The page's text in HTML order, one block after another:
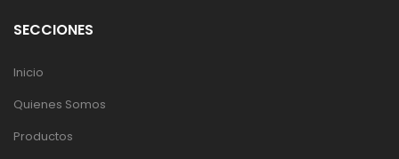
SECCIONES
Inicio
Quienes Somos
Productos